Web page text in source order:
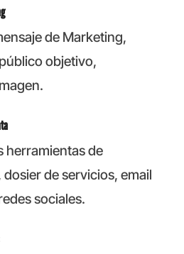
de Marketing,
objetivo,
herramientas de
dosier de servicios, email
sociales.